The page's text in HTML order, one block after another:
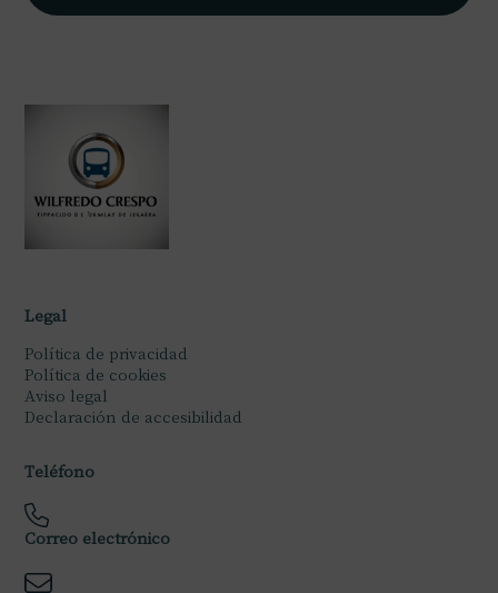
Legal
Política de privacidad
Política de cookies
Aviso legal
Declaración de accesibilidad
Teléfono
Correo electrónico